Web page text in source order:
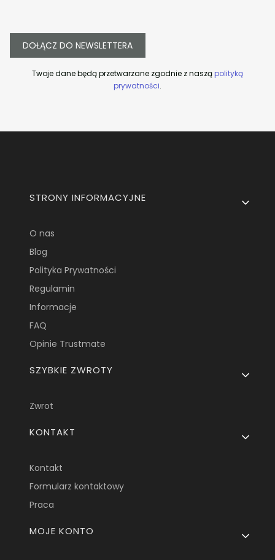
DOŁĄCZ DO NEWSLETTERA
Twoje dane będą przetwarzane zgodnie z nasząpolityką
prywatności.
Linki w stopce
STRONY INFORMACYJNE
O nas
Blog
Polityka Prywatności
Regulamin
Informacje
FAQ
Opinie Trustmate
SZYBKIE ZWROTY
Zwrot
KONTAKT
Kontakt
Formularz kontaktowy
Praca
MOJE KONTO